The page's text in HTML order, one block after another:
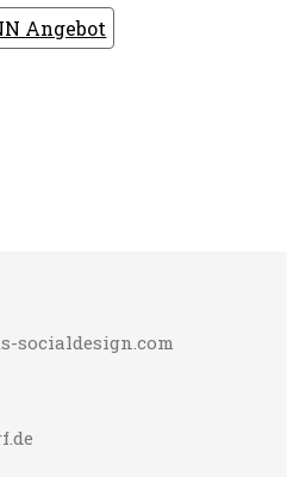
Angebot
socialdesign.com